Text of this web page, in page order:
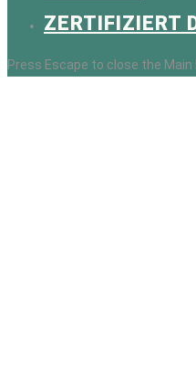
ZERTIFIZIERT
Press Escape to close the Main